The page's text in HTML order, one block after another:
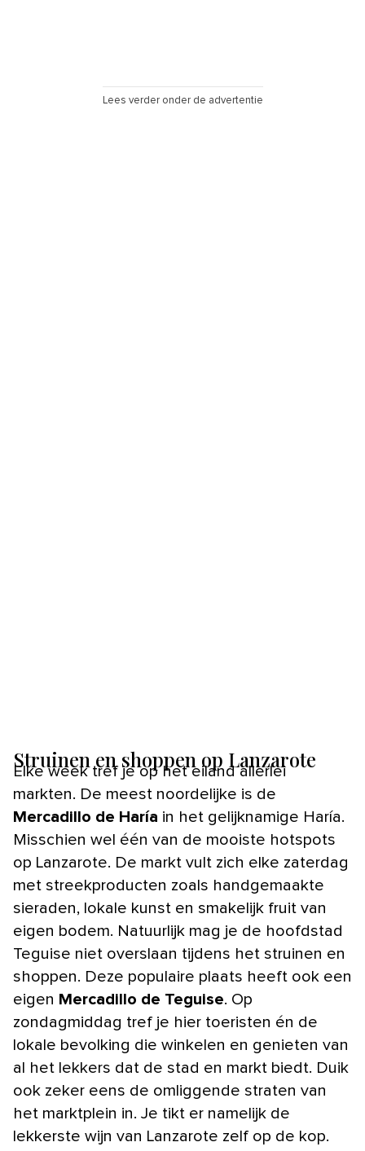
Lees verder onder de advertentie
Struinen en shoppen op Lanzarote
Elke week tref je op het eiland allerlei
markten. De meest noordelijke is de
Mercadillo de Haría in het gelijknamige Haría.
Misschien wel één van de mooiste hotspots
op Lanzarote. De markt vult zich elke zaterdag
met streekproducten zoals handgemaakte
sieraden, lokale kunst en smakelijk fruit van
eigen bodem. Natuurlijk mag je de hoofdstad
Teguise niet overslaan tijdens het struinen en
shoppen. Deze populaire plaats heeft ook een
eigen Mercadillo de Teguise. Op
zondagmiddag tref je hier toeristen én de
lokale bevolking die winkelen en genieten van
al het lekkers dat de stad en markt biedt. Duik
ook zeker eens de omliggende straten van
het marktplein in. Je tikt er namelijk de
lekkerste wijn van Lanzarote zelf op de kop.